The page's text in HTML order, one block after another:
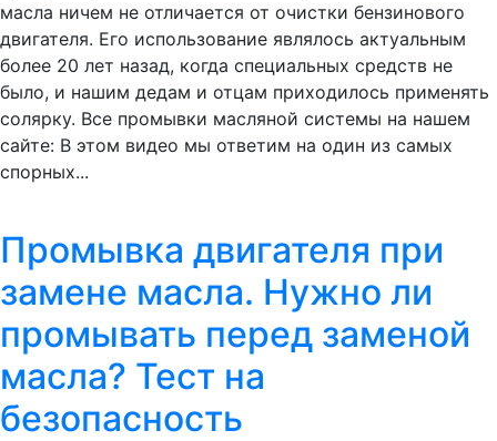
масла ничем не отличается от очистки бензинового
двигателя. Его использование являлось актуальным
более 20 лет назад, когда специальных средств не
было, и нашим дедам и отцам приходилось применять
солярку. Все промывки масляной системы на нашем
сайте: В этом видео мы ответим на один из самых
спорных...
Промывка двигателя при
замене масла. Нужно ли
промывать перед заменой
масла? Тест на
безопасность